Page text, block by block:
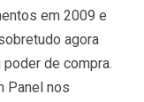
em 2009 e
agora
de compra.
Panel nos